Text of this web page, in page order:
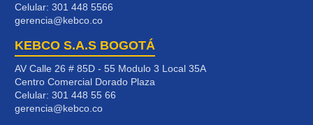
Celular: 301 448 5566
gerencia@kebco.co
KEBCO S.A.S BOGOTÁ
AV Calle 26 # 85D - 55 Modulo 3 Local 35A
Centro Comercial Dorado Plaza
Celular: 301 448 55 66
gerencia@kebco.co